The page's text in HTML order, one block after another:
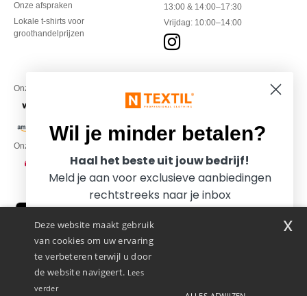
Onze afspraken
Lokale t-shirts voor
groothandelprijzen
13:00 & 14:00–17:30
Vrijdag: 10:00–14:00
Onze financiële partners
Onze transporteurs
Deze website maakt gebruik
van cookies om uw ervaring
te verbeteren terwijl u door
de website navigeert. Lees
verder
x
Wil je minder betalen?
Haal het beste uit jouw bedrijf!
Meld je aan voor exclusieve aanbiedingen
rechtstreeks naar je inbox